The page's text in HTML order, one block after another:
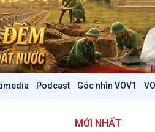
Podcast Góc nhìn VOV1
MỚI NHẤT